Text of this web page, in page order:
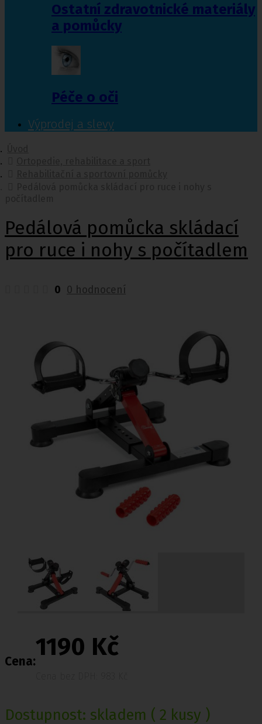
Ostatní zdravotnické materiály
a pomůcky
Péče o oči
Výprodej a slevy
Pedálová pomůcka skládací
pro ruce i nohy s počítadlem
0 0 hodnocení
Cena:
1190 Kč
Dostupnost: skladem ( 2 kusy )